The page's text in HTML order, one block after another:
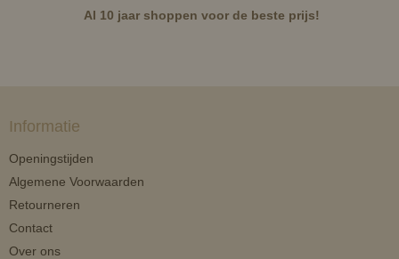
Al 10 jaar shoppen voor de beste prijs!
Informatie
Openingstijden
Algemene Voorwaarden
Retourneren
Contact
Over ons